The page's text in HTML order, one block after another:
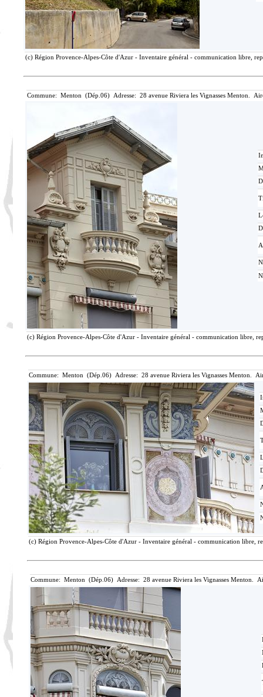
(c) Région Provence-Alpes-Côte d'Azur - Inventaire général - communication libre,
Commune: Menton (Dép.06) Adresse: 28 avenue Riviera les Vignasses Menton.
(c) Région Provence-Alpes-Côte d'Azur - Inventaire général - communication libre,
Commune: Menton (Dép.06) Adresse: 28 avenue Riviera les Vignasses Menton.
(c) Région Provence-Alpes-Côte d'Azur - Inventaire général - communication libre,
Commune: Menton (Dép.06) Adresse: 28 avenue Riviera les Vignasses Menton.